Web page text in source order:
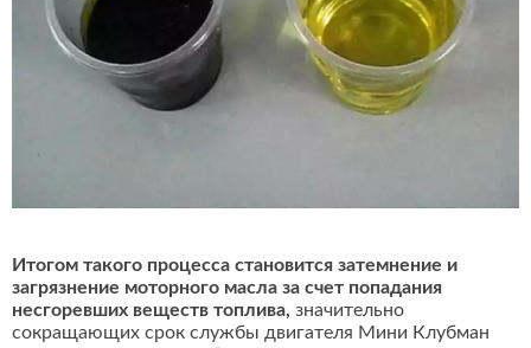
Итогом такого процесса становится затемнение и
загрязнение моторного масла за счет попадания
несгоревших веществ топлива, значительно
сокращающих срок службы двигателя Мини Клубман